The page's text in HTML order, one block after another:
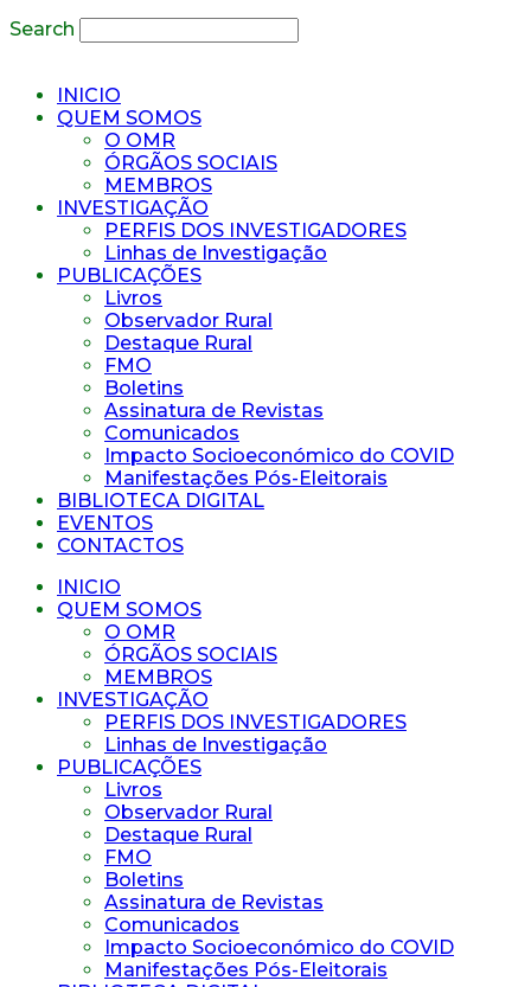
Search
INICIO
QUEM SOMOS
O OMR
ÓRGÃOS SOCIAIS
MEMBROS
INVESTIGAÇÃO
PERFIS DOS INVESTIGADORES
Linhas de Investigação
PUBLICAÇÕES
Livros
Observador Rural
Destaque Rural
FMO
Boletins
Assinatura de Revistas
Comunicados
Impacto Socioeconómico do COVID
Manifestações Pós-Eleitorais
BIBLIOTECA DIGITAL
EVENTOS
CONTACTOS
INICIO
QUEM SOMOS
O OMR
ÓRGÃOS SOCIAIS
MEMBROS
INVESTIGAÇÃO
PERFIS DOS INVESTIGADORES
Linhas de Investigação
PUBLICAÇÕES
Livros
Observador Rural
Destaque Rural
FMO
Boletins
Assinatura de Revistas
Comunicados
Impacto Socioeconómico do COVID
Manifestações Pós-Eleitorais